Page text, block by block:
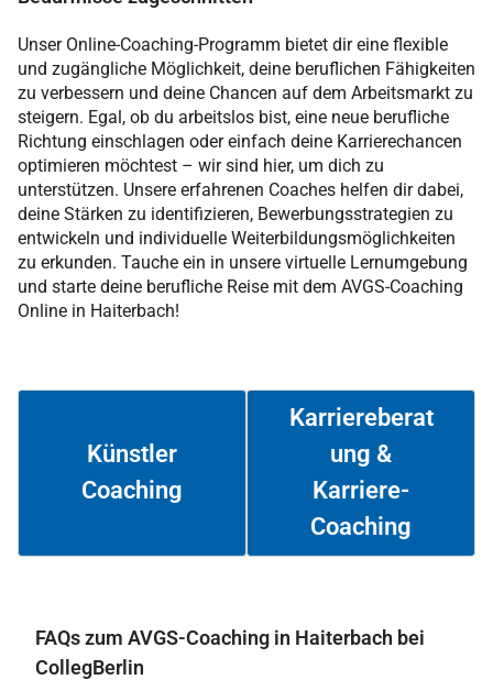
Unser Online-Coaching-Programm bietet dir eine flexible
und zugängliche Möglichkeit, deine beruflichen Fähigkeiten
zu verbessern und deine Chancen auf dem Arbeitsmarkt zu
steigern. Egal, ob du arbeitslos bist, eine neue berufliche
Richtung einschlagen oder einfach deine Karrierechancen
optimieren möchtest – wir sind hier, um dich zu
unterstützen. Unsere erfahrenen Coaches helfen dir dabei,
deine Stärken zu identifizieren, Bewerbungsstrategien zu
entwickeln und individuelle Weiterbildungsmöglichkeiten
zu erkunden. Tauche ein in unsere virtuelle Lernumgebung
und starte deine berufliche Reise mit dem AVGS-Coaching
Online in Haiterbach!
Künstler
Coaching
Weiterlesen
Karriereberat
ung &
Karriere-
Coaching
Weiterlesen
FAQs zum AVGS-Coaching in Haiterbach bei
CollegBerlin